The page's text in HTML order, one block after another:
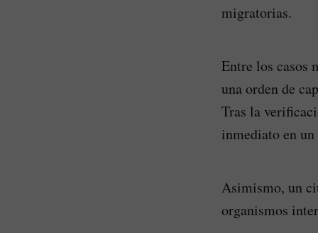
migratorias.
Entre los casos
una orden de
Tras la
inmediato en
Asimismo, un
organismos